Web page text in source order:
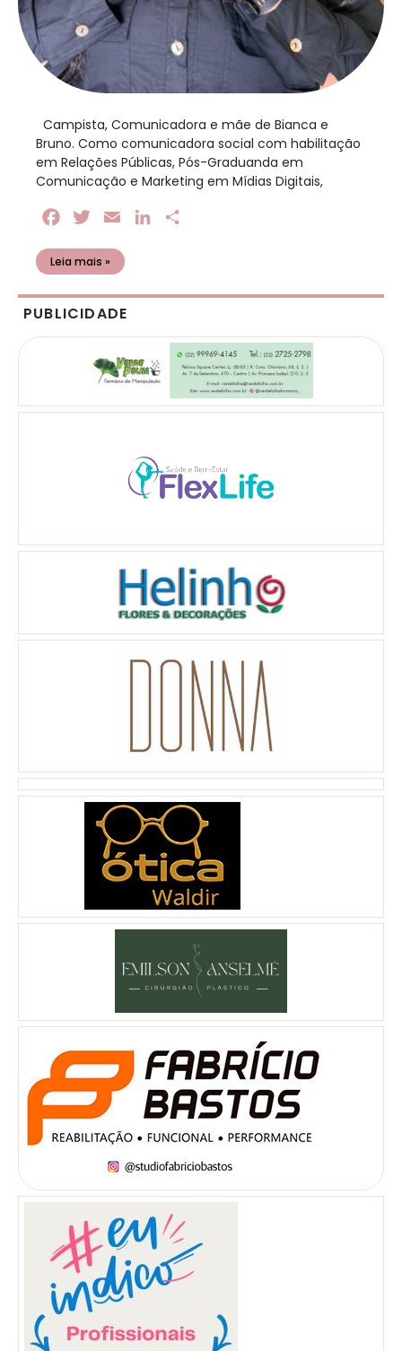
​ Campista, Comunicadora e mãe de Bianca e
Bruno. Como comunicadora social com habilitação
em Relações Públicas, Pós-Graduanda em
Comunicação e Marketing em Mídias Digitais,
FacebookTwitterEmail LinkedIn
Leia mais »
PUBLICIDADE